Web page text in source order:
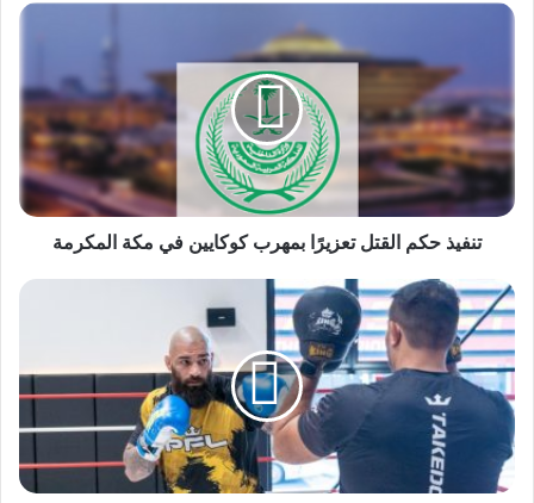
تنفيذ
تعزيرًا
بمهرب
كوكايين
في
المكرمة
تنفيذ حكم القتل تعزيرًا بمهرب كوكايين في مكة المكرمة
بويا
رحماني:
من
التجارب
الصعبة
إلى
"الطريق
إلى
دبي"..